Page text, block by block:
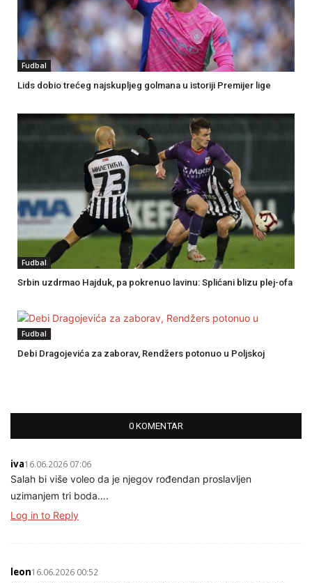
Fudbal
Lids dobio trećeg najskupljeg golmana u istoriji Premijer lige
Fudbal
Srbin uzdrmao Hajduk, pa pokrenuo lavinu: Splićani blizu plej-ofa
Fudbal
Debi Dragojevića za zaborav, Rendžers potonuo u Poljskoj
0 KOMENTAR
iva16.06.2026 07:06
Salah bi više voleo da je njegov rođendan proslavljen
uzimanjem tri boda….
Log in to Reply
leon16.06.2026 00:52